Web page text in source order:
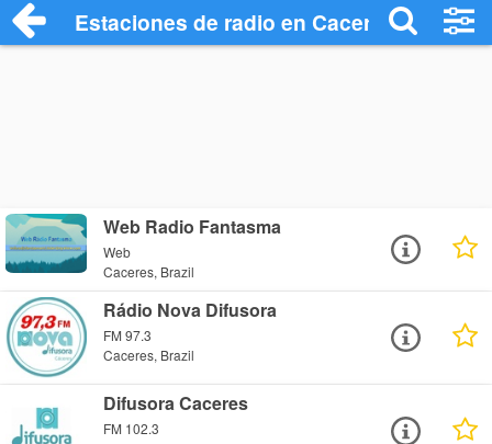
Estaciones de radio en Caceres -
Web Radio Fantasma
Web
Caceres, Brazil
Rádio Nova Difusora
FM 97.3
Caceres, Brazil
Difusora Caceres
FM 102.3